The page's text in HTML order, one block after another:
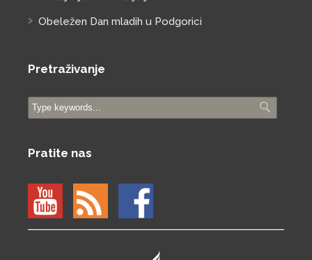
Obeležen Dan mladih u Podgorici
Pretraživanje
Pratite nas